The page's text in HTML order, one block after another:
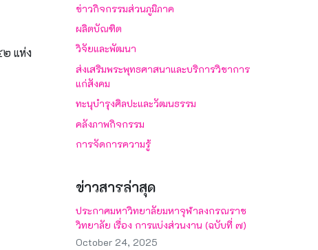
แห่ง
ข่าวกิจกรรมส่วนภูมิภาค
ผลิตบัณฑิต
วิจัยและพัฒนา
ส่งเสริมพระพุทธศาสนาและบริการวิชาการ
แก่สังคม
ทะนุบำรุงศิลปะและวัฒนธรรม
คลังภาพกิจกรรม
การจัดการความรู้
ข่าวสารล่าสุด
ประกาศมหาวิทยาลัยมหาจุฬาลงกรณราช
วิทยาลัย เรื่อง การแบ่งส่วนงาน (ฉบับที่ ๗)
October 24, 2025